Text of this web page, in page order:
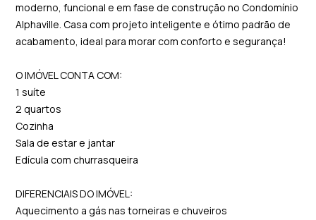
moderno, funcional e em fase de construção no Condomínio
Alphaville. Casa com projeto inteligente e ótimo padrão de
acabamento, ideal para morar com conforto e segurança!
O IMÓVEL CONTA COM:
1 suíte
2 quartos
Cozinha
Sala de estar e jantar
Edícula com churrasqueira
DIFERENCIAIS DO IMÓVEL:
Aquecimento a gás nas torneiras e chuveiros